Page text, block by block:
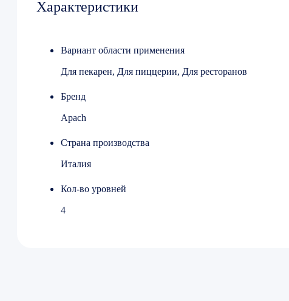
Управление электромеханическое
Ширина 750 мм
Высота 560 мм
Вес (без упаковки) 39 кг
Страна-производитель Италия
Характеристики
Вариант области применения
Для пекарен, Для пиццерии, Для ресторанов
Бренд
Apach
Страна производства
Италия
Кол-во уровней
4